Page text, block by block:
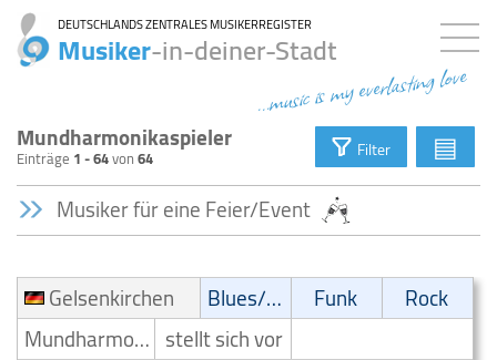
DEUTSCHLANDS ZENTRALES MUSIKERREGISTER
Musiker-in-deiner-Stadt
...music is my everlasting love
Mundharmonikaspieler
Einträge 1 - 64von64 Filter ▤
Musiker für eine Feier/Event
Gelsenkirchen Blues/Swing Funk
Rock
Mundharmonikaspieler stellt sich vor